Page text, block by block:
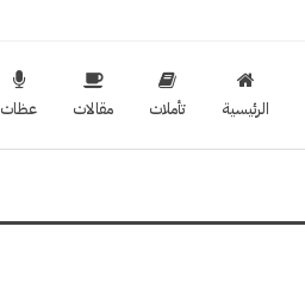
الرئيسية تأملات مقالات عظات